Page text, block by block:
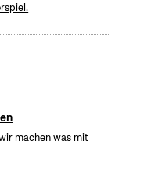
machen was mit